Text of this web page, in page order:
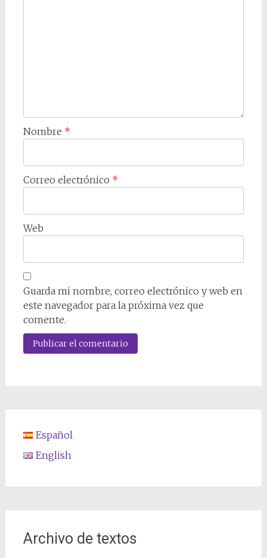
Nombre *
Correo electrónico *
Web
Guarda mi nombre, correo electrónico y web en
este navegador para la próxima vez que
comente.
Español
English
Archivo de textos